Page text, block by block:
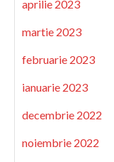
aprilie 2023
martie 2023
februarie 2023
ianuarie 2023
decembrie 2022
noiembrie 2022